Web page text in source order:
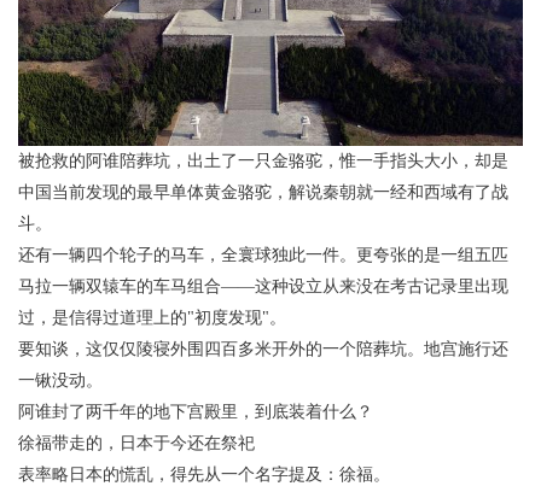
被抢救的阿谁陪葬坑，出土了一只金骆驼，惟一手指头大小，却是
中国当前发现的最早单体黄金骆驼，解说秦朝就一经和西域有了战
斗。
还有一辆四个轮子的马车，全寰球独此一件。更夸张的是一组五匹
马拉一辆双辕车的车马组合——这种设立从来没在考古记录里出现
过，是信得过道理上的"初度发现"。
要知谈，这仅仅陵寝外围四百多米开外的一个陪葬坑。地宫施行还
一锹没动。
阿谁封了两千年的地下宫殿里，到底装着什么？
徐福带走的，日本于今还在祭祀
表率略日本的慌乱，得先从一个名字提及：徐福。